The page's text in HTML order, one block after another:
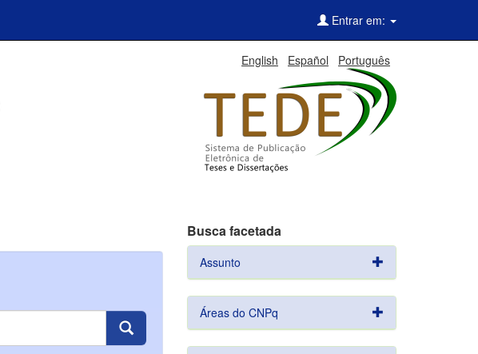
Entrar em:
English Español Português
Busca facetada
Assunto
Áreas do CNPq